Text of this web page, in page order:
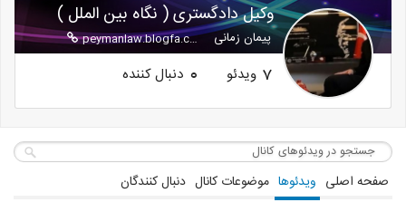
وکیل دادگستری ( نگاه بین الملل )
پیمان زمانی peymanlaw.blogfa.com
7 ویدئو 0 دنبال کننده
صفحه اصلی ویدئوها موضوعات کانال دنبال کنندگان